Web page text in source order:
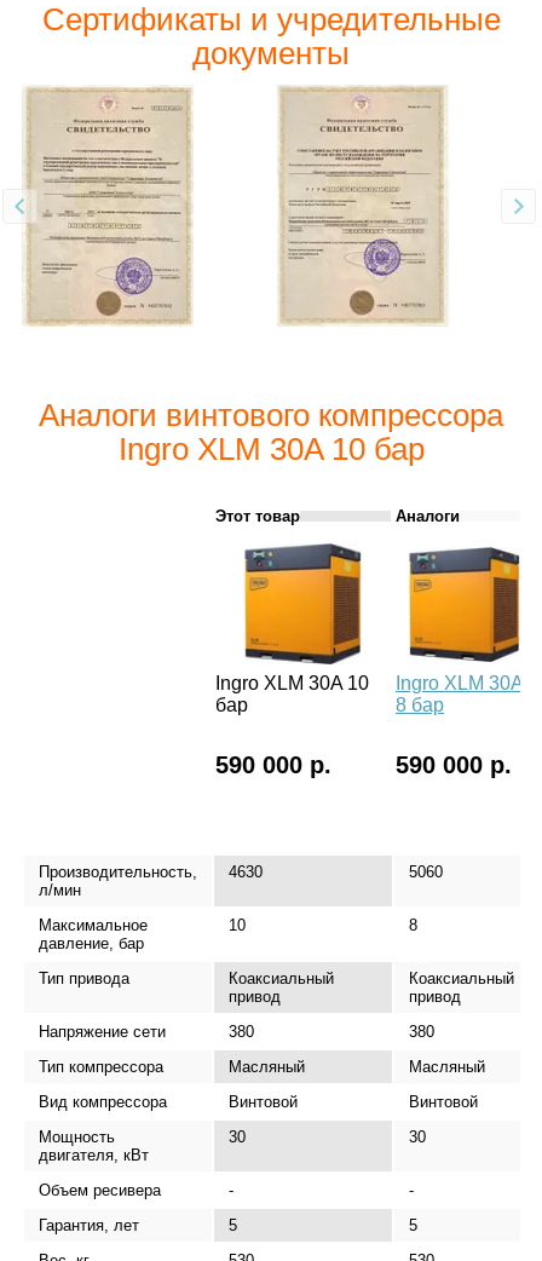
Сертификаты и учредительные
документы
Аналоги винтового компрессора
Ingro XLM 30A 10 бар
Этот товар Аналоги
Ingro XLM 30A 10
бар
Ingro XLM 30A
8 бар
590 000 р. 590 000 р.
Производительность,
л/мин
4630 5060
Максимальное
давление, бар
10 8
Тип привода
Коаксиальный
привод
Коаксиальный
привод
Напряжение сети
380
380
Тип компрессора
Масляный
Масляный
Вид компрессора
Винтовой
Винтовой
Мощность
двигателя, кВт
30 30
Объем ресивера -
-
Гарантия, лет
5
5